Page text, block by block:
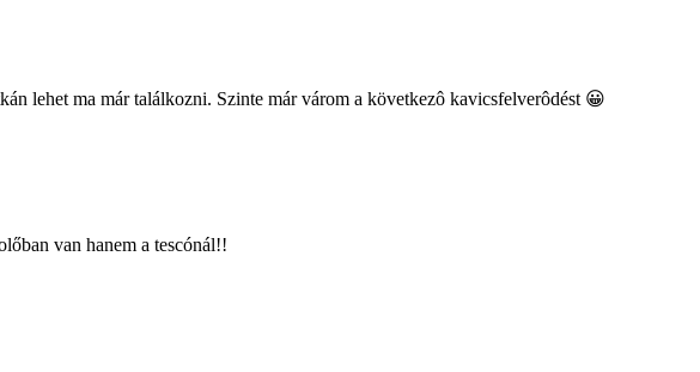
lehet ma már találkozni. Szinte már várom a következô kavicsfelverôdést 😀
van hanem a tescónál!!